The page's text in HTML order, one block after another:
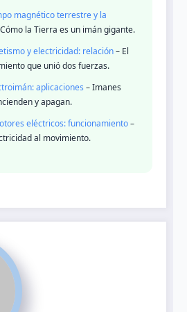
magnético terrestre y la
la Tierra es un imán gigante.
y electricidad: relación– El
que unió dos fuerzas.
aplicaciones – Imanes
y apagan.
eléctricos: funcionamiento–
al movimiento.